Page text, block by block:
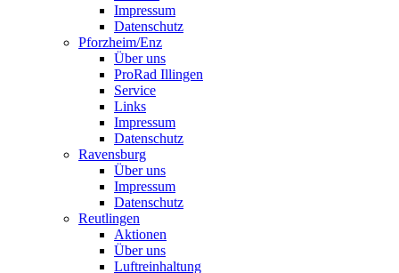
Impressum
Datenschutz
Pforzheim/Enz
Über uns
ProRad Illingen
Service
Links
Impressum
Datenschutz
Ravensburg
Über uns
Impressum
Datenschutz
Reutlingen
Aktionen
Über uns
Luftreinhaltung